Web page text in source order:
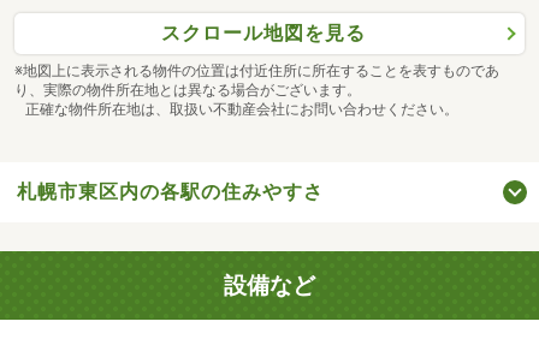
スクロール地図を見る
※地図上に表示される物件の位置は付近住所に所在することを表すものであ
り、実際の物件所在地とは異なる場合がございます。
正確な物件所在地は、取扱い不動産会社にお問い合わせください。
札幌市東区内の各駅の住みやすさ
設備など